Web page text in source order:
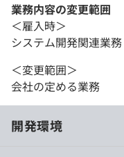
業務内容の変更範囲
＜雇入時＞
システム開発関連業務
＜変更範囲＞
会社の定める業務
開発環境